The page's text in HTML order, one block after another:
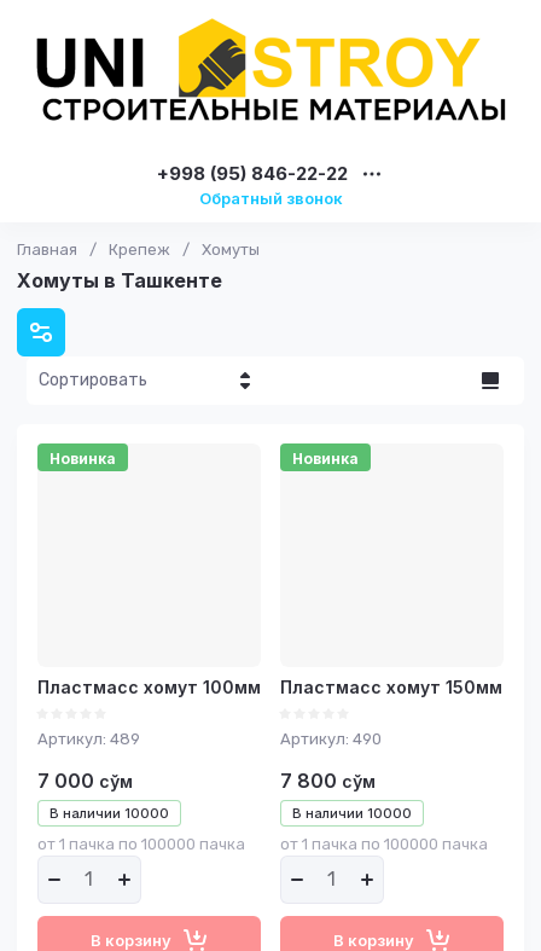
+998 (95) 846-22-22
Обратный звонок
Главная / Крепеж / Хомуты
Хомуты в Ташкенте
Сортировать
Цена -
Новинка
Пластмасс хомут 100мм
Артикул: 489
В наличии 10000
7 000 сўм
от 1 пачка по 100000 пачка
В корзину
Новинка
Пластмасс хомут 150мм
Артикул: 490
В наличии 10000
7 800 сўм
от 1 пачка по 100000 пачка
В корзину